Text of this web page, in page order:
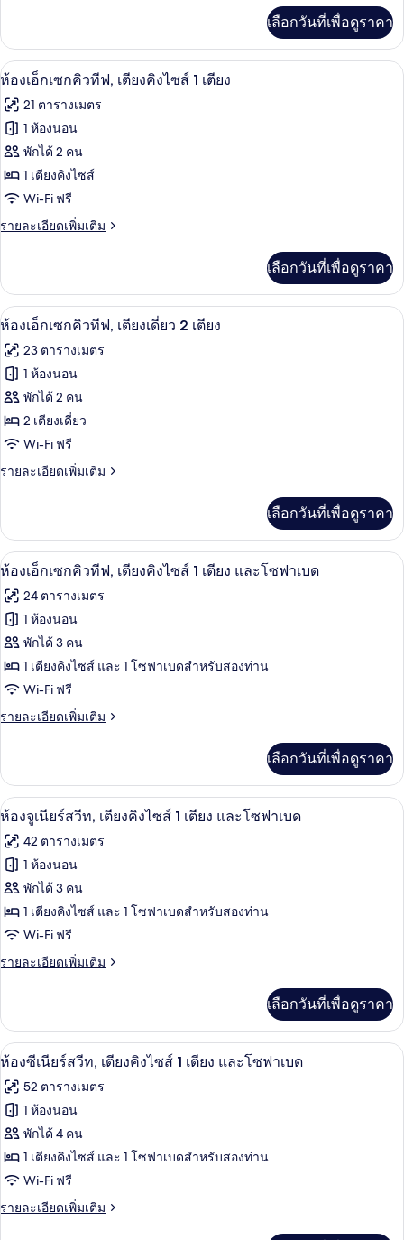
เตียง
เกี่ยว
กับ
Urban,
พัก,
เตียง
เดี่ยว
เตียง
เลือกวันที่เพื่อดูราคา
เปิด
ภาพถ่าย
ทั้งหมด
ของ
ห้อง
เอ็ก
เซก
ทีฟ,
เตียง
คิง
ไซส์
เตียง
ห้องเอ็กเซกคิวทีฟ, เตียงคิงไซส์ 1 เตี
4
ห้องเอ็กเซกคิวทีฟ, เตียงคิงไซส์ 1 เตียง
21 ตารางเมตร
1 ห้องนอน
พักได้ 2 คน
1 เตียงคิงไซส์
Wi-Fi ฟรี
รายละเอียดเพิ่มเติม
ราย
เกี่ยว
กับ
ห้อง
เซก
คิว
ทีฟ,
เตียง
คิง
ไซส์
เตียง
เลือกวันที่เพื่อดูราคา
เปิด
ภาพถ่าย
ทั้งหมด
ของ
ห้อง
เอ็ก
เซก
ทีฟ,
เตียง
เดี่ยว
2
เตียง
ห้องเอ็กเซกคิวทีฟ, เตียงเดี่ยว 2 เตียง
4
ห้องเอ็กเซกคิวทีฟ, เตียงเดี่ยว 2 เตียง
23 ตารางเมตร
1 ห้องนอน
พักได้ 2 คน
2 เตียงเดี่ยว
Wi-Fi ฟรี
รายละเอียดเพิ่มเติม
ราย
เกี่ยว
กับ
ห้อง
เซก
คิว
ทีฟ,
เตียง
เดี่ยว
2
เตียง
เลือกวันที่เพื่อดูราคา
เปิด
ภาพถ่าย
ทั้งหมด
ของ
ห้อง
เอ็ก
เซก
ทีฟ,
เตียง
คิง
ไซส์
เตียง
และ
ห้องเอ็กเซกคิวทีฟ, เตียงคิงไซส์ 1 เตี
4
ห้องเอ็กเซกคิวทีฟ, เตียงคิงไซส์ 1 เตียง และโซฟาเบด
24 ตารางเมตร
1 ห้องนอน
พักได้ 3 คน
1 เตียงคิงไซส์ และ 1 โซฟาเบดสำหรับสองท่าน
Wi-Fi ฟรี
รายละเอียดเพิ่มเติม
ราย
เกี่ยว
กับ
ห้อง
เซก
คิว
ทีฟ,
เตียง
คิง
ไซส์
เตียง
เลือกวันที่เพื่อดูราคา
เปิด
ภาพถ่าย
ทั้งหมด
ของ
ห้อง
จู
เนียร์
เตียง
คิง
ไซส์
1
เตียง
และ
โซฟา
ห้องจูเนียร์สวีท, เตียงคิงไซส์ 1 เตียง
5
ห้องจูเนียร์สวีท, เตียงคิงไซส์ 1 เตียง และโซฟาเบด
42 ตารางเมตร
1 ห้องนอน
พักได้ 3 คน
1 เตียงคิงไซส์ และ 1 โซฟาเบดสำหรับสองท่าน
Wi-Fi ฟรี
รายละเอียดเพิ่มเติม
ราย
เกี่ยว
กับ
ห้อง
เนียร์
สวี
ท,
เตียง
คิง
ไซส์
เตียง
เลือกวันที่เพื่อดูราคา
เปิด
ภาพถ่าย
ทั้งหมด
ของ
ห้อง
ซี
เนียร์
ห้องซีเนียร์สวีท, เตียงคิงไซส์ 1 เตียง
8
ห้องซีเนียร์สวีท, เตียงคิงไซส์ 1 เตียง และโซฟาเบด
52 ตารางเมตร
1 ห้องนอน
พักได้ 4 คน
1 เตียงคิงไซส์ และ 1 โซฟาเบดสำหรับสองท่าน
Wi-Fi ฟรี
รายละเอียดเพิ่มเติม
ราย